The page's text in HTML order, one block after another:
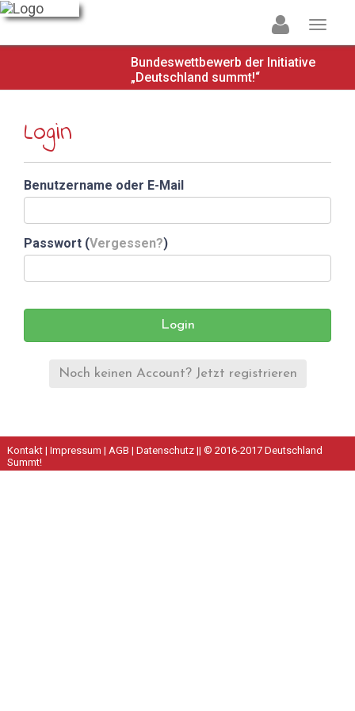
Bundeswettbewerb der Initiative
„Deutschland summt!“
Login
Benutzername oder E-Mail
Passwort (Vergessen?)
Noch keinen Account? Jetzt registrieren
Kontakt| Impressum | AGB | Datenschutz|| © 2016-2017 Deutschland
Summt!